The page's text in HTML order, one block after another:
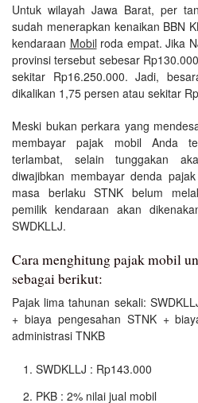
Untuk wilayah Jawa Barat, per
sudah menerapkan kenaikan BBN
kendaraan Mobil roda empat. Jika
provinsi tersebut sebesar
sekitar Rp16.250.000. Jadi,
dikalikan 1,75 persen atau sekitar
Meski bukan perkara yang
membayar pajak mobil Anda
terlambat, selain tunggakan
diwajibkan membayar denda
masa berlaku STNK belum
pemilik kendaraan akan
SWDKLLJ.
Cara menghitung pajak mobil
sebagai berikut:
Pajak lima tahunan sekali:
+ biaya pengesahan STNK +
administrasi TNKB
SWDKLLJ : Rp143.000
PKB : 2% nilai jual mobil